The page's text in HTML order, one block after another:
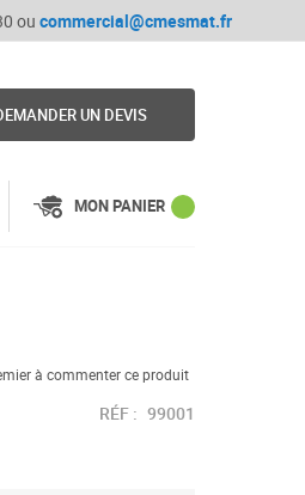
ou commercial@cmesmat.fr
UN DEVIS
MON PANIER
à commenter ce produit
RÉF : 99001